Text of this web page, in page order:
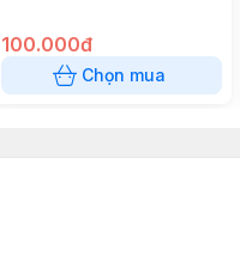
100.000đ
Chọn mua